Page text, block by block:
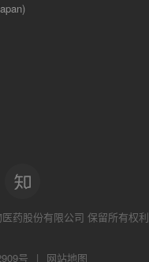
医药股份有限公司 保留所有权利
号
| 网站地图